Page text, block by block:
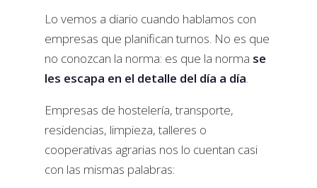
Lo vemos a diario cuando hablamos con
empresas que planifican turnos. No es que
no conozcan la norma: es que la norma se
les escapa en el detalle del día a día.
Empresas de hostelería, transporte,
residencias, limpieza, talleres o
cooperativas agrarias nos lo cuentan casi
con las mismas palabras: